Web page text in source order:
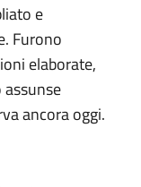
e
Furono
elaborate,
ancora oggi.